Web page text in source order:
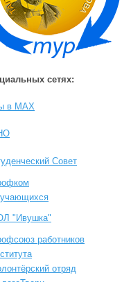
сетях:
в MAX
Совет
"Ивушка"
работников
отряд